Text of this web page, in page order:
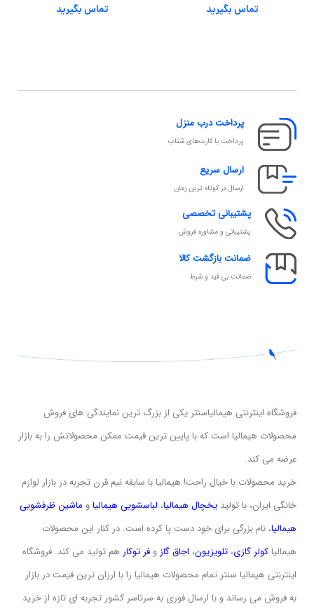
تماس بگیرید تماس بگیرید
پرداخت درب منزل
پرداخت با کارت‌های شتاب
ارسال سریع
ارسال در کوتاه ترین زمان
پشتیبانی تخصصی
پشتیبانی و مشاوره فروش
ضمانت بازگشت کالا
ضمانت بی قید و شرط
فروشگاه اینترنتی هیمالیاسنتر یکی از بزرگ ترین نمایندگی های فروش
محصولات هیمالیا است که با پایین ترین قیمت ممکن محصولاتش را به بازار
عرضه می کند.
خرید محصولات با خیال راحت! هیمالیا با سابقه نیم قرن تجربه در بازار لوازم
خانگی ایران، با تولید یخچال هیمالیا، لباسشویی هیمالیاو ماشین ظرفشویی
هیمالیا، نام بزرگی برای خود دست پا کرده است. در کنار این محصولات
هیمالیاکولر گازی، تلویزیون، اجاق گاز و فر توکار هم تولید می کند. فروشگاه
اینترنتی هیمالیا سنتر تمام محصولات هیمالیا را با ارزان ترین قیمت در بازار
به فروش می رساند و با ارسال فوری به سرتاسر کشور تجربه ای تازه از خرید